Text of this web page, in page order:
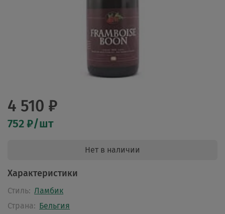
4 510 ₽
752 ₽/шт
Нет в наличии
Характеристики
Стиль: Ламбик
Страна: Бельгия